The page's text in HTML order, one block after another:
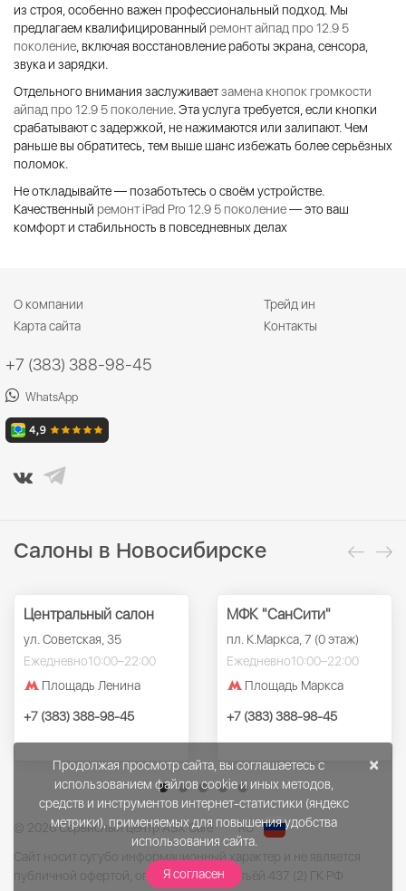
из строя, особенно важен профессиональный подход. Мы
предлагаем квалифицированный ремонт айпад про 12.9 5
поколение , включая восстановление работы экрана, сенсора,
звука и зарядки.
Отдельного внимания заслуживаетзамена кнопок громкости
айпад про 12.9 5 поколение. Эта услуга требуется, если кнопки
срабатывают с задержкой, не нажимаются или залипают. Чем
раньше вы обратитесь, тем выше шанс избежать более серьёзных
поломок.
Не откладывайте — позаботьтесь о своём устройстве.
Качественный ремонт iPad Pro 12.9 5 поколение— это ваш
комфорт и стабильность в повседневных делах
О компании
Трейд ин
Карта сайта
Контакты
+7 (383) 388-98-45
WhatsApp
Салоны в Новосибирске
Центральный салон
ул. Советская, 35
Ежедневно10:00–22:00
Площадь Ленина
+7 (383) 388-98-45
МФК "СанСити"
пл. К.Маркса, 7 (0 этаж)
Ежедневно10:00–22:00
Площадь Маркса
+7 (383) 388-98-45
© 2026 Сервисный центр ASX Care
RU
Сайт носит сугубо информационный характер и не является
публичной офертой, определённой статьёй 437 (2) ГК РФ
×
Продолжая просмотр сайта, вы соглашаетесь с
использованием файлов cookie и иных методов,
средств и инструментов интернет-статистики (яндекс
метрики), применяемых для повышения удобства
использования сайта.
Я согласен